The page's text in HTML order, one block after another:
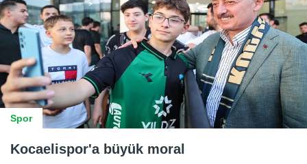
Spor
Kocaelispor'a büyük moral